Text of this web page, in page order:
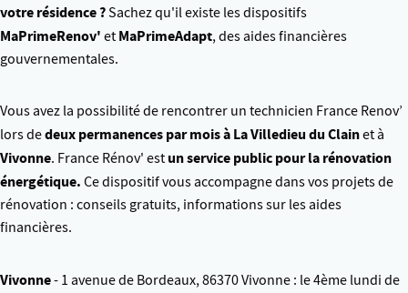
votre résidence ?Sachez qu'il existe les dispositifs
MaPrimeRenov' et MaPrimeAdapt, des aides financières
gouvernementales.
Vous avez la possibilité de rencontrer un technicien France Renov’
lors dedeuxpermanences par moisà La Villedieu du Clainet à
Vivonne. France Rénov' est un service public pour la rénovation
énergétique. Ce dispositif vous accompagne dans vos projets de
rénovation : conseils gratuits, informations sur les aides
financières.
Vivonne- 1 avenue de Bordeaux, 86370 Vivonne : le 4ème lundi de